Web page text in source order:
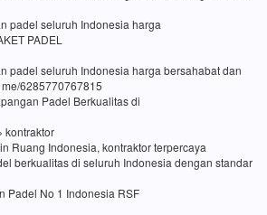
padel seluruh Indonesia harga
PADEL
padel seluruh Indonesia harga bersahabat dan
6285770767815
Padel Berkualitas di
kontraktor
Ruang Indonesia, kontraktor terpercaya
berkualitas di seluruh Indonesia dengan standar
Padel No 1 Indonesia RSF